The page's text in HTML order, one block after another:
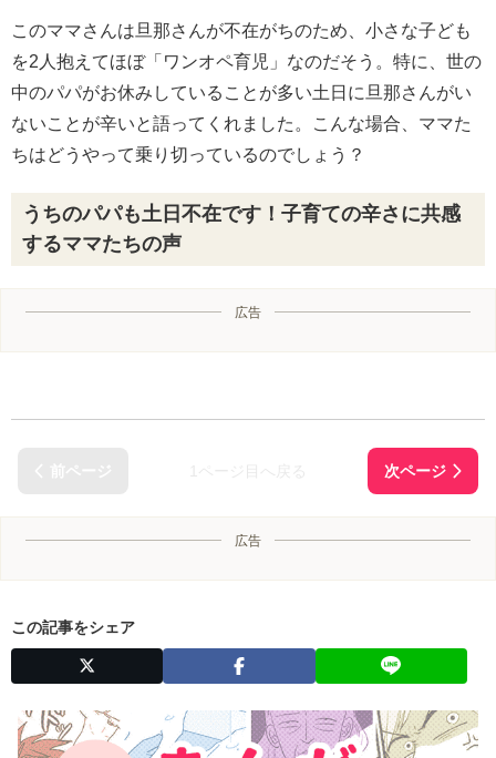
このママさんは旦那さんが不在がちのため、小さな子ども
を2人抱えてほぼ「ワンオペ育児」なのだそう。特に、世の
中のパパがお休みしていることが多い土日に旦那さんがい
ないことが辛いと語ってくれました。こんな場合、ママた
ちはどうやって乗り切っているのでしょう？
うちのパパも土日不在です！子育ての辛さに共感
するママたちの声
広告
広告
この記事をシェア